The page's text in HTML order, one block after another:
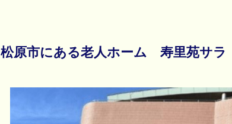
松原市にある老人ホーム 寿里苑サラ